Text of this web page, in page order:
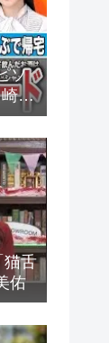
ソ
美
猫舌
佑